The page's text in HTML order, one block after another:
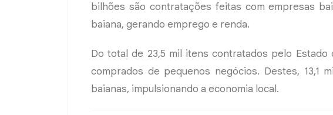
bilhões são contratações feitas com empresas
baiana, gerando emprego e renda.
Do total de 23,5 mil itens contratados pelo Estado
comprados de pequenos negócios. Destes, 13,1
baianas, impulsionando a economia local.